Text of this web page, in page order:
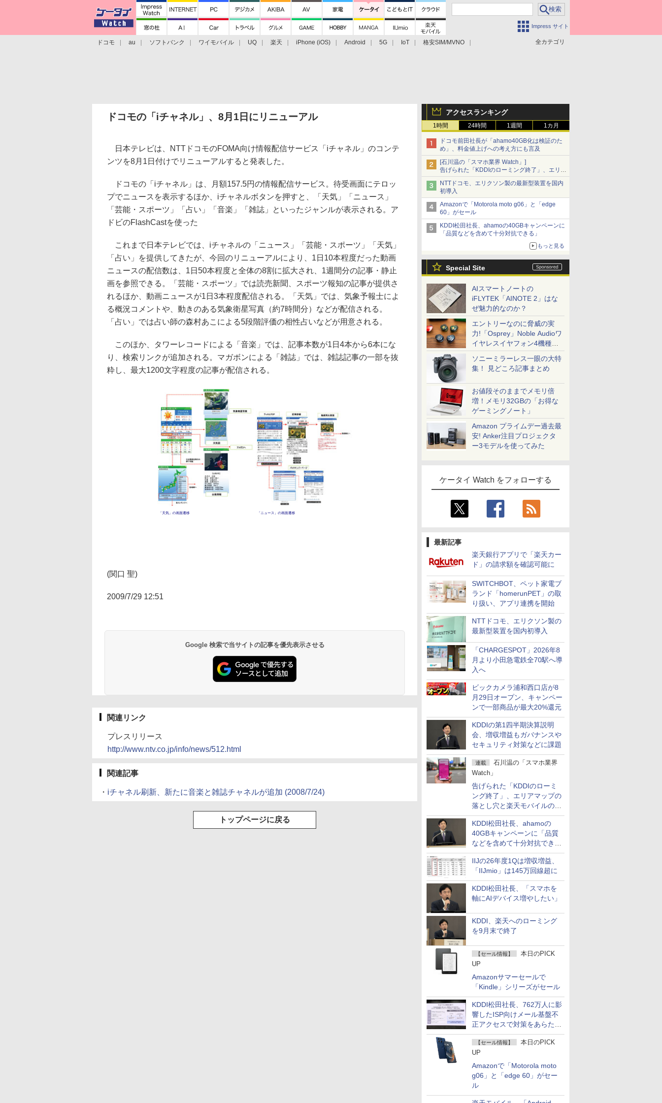
Impress サイト
全カテゴリ
ドコモ au ソフトバンク ワイモバイル UQ 楽天 iPhone (iOS) Android 5G IoT
格安SIM/MVNO
アクセスランキング
1時間 24時間 1週間 1カ月
ドコモ前田社長が「ahamo40GB化は検証のた
め」、料金値上げへの考え方にも言及
[石川温の「スマホ業界 Watch」]
告げられた「KDDIのローミング終了」、エリア
マップの落とし穴と楽天モバイルの課題
NTTドコモ、エリクソン製の最新型装置を国内
初導入
Amazonで「Motorola moto g06」と「edge
60」がセール
KDDI松田社長、ahamoの40GBキャンペーンに
「品質などを含めて十分対抗できる」
もっと見る
Special Site
AIスマートノートの
iFLYTEK「AINOTE 2」はな
ぜ魅力的なのか？
エントリーなのに脅威の実
力!「Osprey」Noble Audioワ
イヤレスイヤフォン4機種を
一気に聴く
ソニーミラーレス一眼の大特
集！ 見どころ記事まとめ
お値段そのままでメモリ倍
増！メモリ32GBの「お得な
ゲーミングノート」
Amazon プライムデー過去最
安! Anker注目プロジェクタ
ー3モデルを使ってみた
ケータイ Watch をフォローする
最新記事
楽天銀行アプリで「楽天カー
ド」の請求額を確認可能に
SWITCHBOT、ペット家電ブ
ランド「homerunPET」の取
り扱い、アプリ連携を開始
NTTドコモ、エリクソン製の
最新型装置を国内初導入
「CHARGESPOT」2026年8
月より小田急電鉄全70駅へ導
入へ
ビックカメラ浦和西口店が8
月29日オープン、キャンペー
ンで一部商品が最大20%還元
KDDIの第1四半期決算説明
会、増収増益もガバナンスや
セキュリティ対策などに課題
連載
石川温の「スマホ業界
Watch」
告げられた「KDDIのローミ
ング終了」、エリアマップの
落とし穴と楽天モバイルの課
題
KDDI松田社長、ahamoの
40GBキャンペーンに「品質
などを含めて十分対抗でき
る」
IIJの26年度1Qは増収増益、
「IIJmio」は145万回線超に
KDDI松田社長、「スマホを
軸にAIデバイス増やしたい」
KDDI、楽天へのローミング
を9月末で終了
【セール情報】
本日のPICK
UP
Amazonサマーセールで
「Kindle」シリーズがセール
KDDI松田社長、762万人に影
響したISP向けメール基盤不
正アクセスで対策をあらため
て説明
【セール情報】
本日のPICK
UP
Amazonで「Motorola moto
g06」と「edge 60」がセー
ル
ドコモの「iチャネル」、8月1日にリニューアル
日本テレビは、NTTドコモのFOMA向け情報配信サービス「iチャネル」のコンテ
ンツを8月1日付けでリニューアルすると発表した。
ドコモの「iチャネル」は、月額157.5円の情報配信サービス。待受画面にテロッ
プでニュースを表示するほか、iチャネルボタンを押すと、「天気」「ニュース」
「芸能・スポーツ」「占い」「音楽」「雑誌」といったジャンルが表示される。ア
ドビのFlashCastを使った
これまで日本テレビでは、iチャネルの「ニュース」「芸能・スポーツ」「天気」
「占い」を提供してきたが、今回のリニューアルにより、1日10本程度だった動画
ニュースの配信数は、1日50本程度と全体の8割に拡大され、1週間分の記事・静止
画を参照できる。「芸能・スポーツ」では読売新聞、スポーツ報知の記事が提供さ
れるほか、動画ニュースが1日3本程度配信される。「天気」では、気象予報士によ
る概況コメントや、動きのある気象衛星写真（約7時間分）などが配信される。
「占い」では占い師の森村あこによる5段階評価の相性占いなどが用意される。
このほか、タワーレコードによる「音楽」では、記事本数が1日4本から6本にな
り、検索リンクが追加される。マガボンによる「雑誌」では、雑誌記事の一部を抜
粋し、最大1200文字程度の記事が配信される。
「天気」の画面遷移 「ニュース」の画面遷移
(関口 聖)
2009/7/29 12:51
Google 検索で当サイトの記事を優先表示させる
関連リンク
プレスリリース
http://www.ntv.co.jp/info/news/512.html
関連記事
・ iチャネル刷新、新たに音楽と雑誌チャネルが追加 (2008/7/24)
トップページに戻る